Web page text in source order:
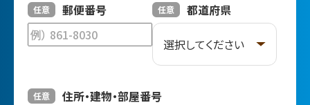
郵便番号
任意 都道府県
任意
住所・建物・部屋番号
任意